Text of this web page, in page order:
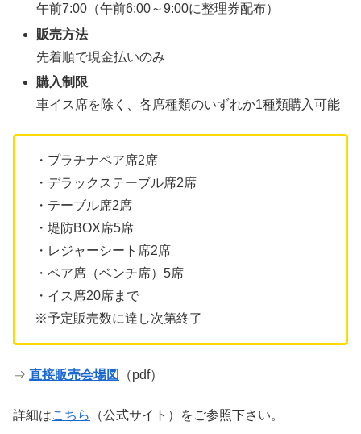
午前7:00（午前6:00～9:00に整理券配布）
販売方法
先着順で現金払いのみ
購入制限
車イス席を除く、各席種類のいずれか1種類購入可能
・プラチナペア席2席
・デラックステーブル席2席
・テーブル席2席
・堤防BOX席5席
・レジャーシート席2席
・ペア席（ベンチ席）5席
・イス席20席まで
※予定販売数に達し次第終了
⇒ 直接販売会場図 （pdf）
詳細はこちら （公式サイト）をご参照下さい。